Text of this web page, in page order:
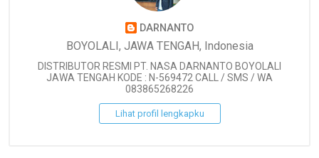
DARNANTO
BOYOLALI, JAWA TENGAH, Indonesia
DISTRIBUTOR RESMI PT. NASA DARNANTO BOYOLALI
JAWA TENGAH KODE : N-569472 CALL / SMS / WA
083865268226
Lihat profil lengkapku